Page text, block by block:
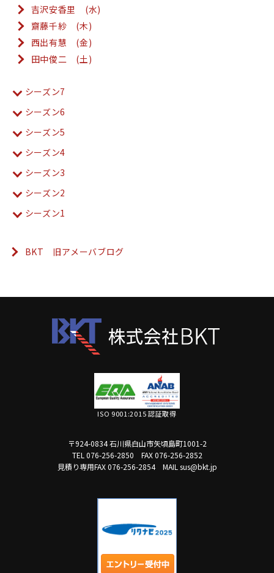
吉沢安香里 (水)
齋藤千紗 (木)
西出有慧 (金)
田中俊二 (土)
シーズン7
シーズン6
シーズン5
シーズン4
シーズン3
シーズン2
シーズン1
BKT 旧アメーバブログ
ISO 9001:2015 認証取得
〒924-0834 石川県白山市矢頃島町1001-2
TEL 076-256-2850
FAX 076-256-2852
見積り専用FAX 076-256-2854
MAIL sus@bkt.jp